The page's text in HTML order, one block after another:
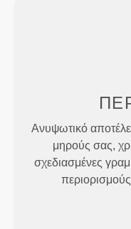
Ανυψωτικό
μηρούς σας,
σχεδιασμένες